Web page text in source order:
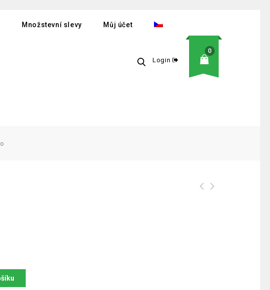
Množstevní slevy Můj účet
Login
0